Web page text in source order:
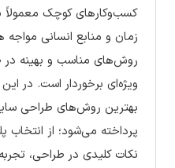
کسب‌وکارهای کوچک معمولاً
زمان و منابع انسانی مواجه
روش‌های مناسب و بهینه
بهترین روش‌های طراحی
پرداخته می‌شود؛ از انتخاب
نکات کلیدی در طراحی،